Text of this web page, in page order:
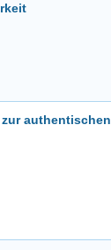
authentischen